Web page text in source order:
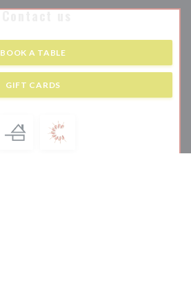
Contact us
BOOK A TABLE
GIFT CARDS